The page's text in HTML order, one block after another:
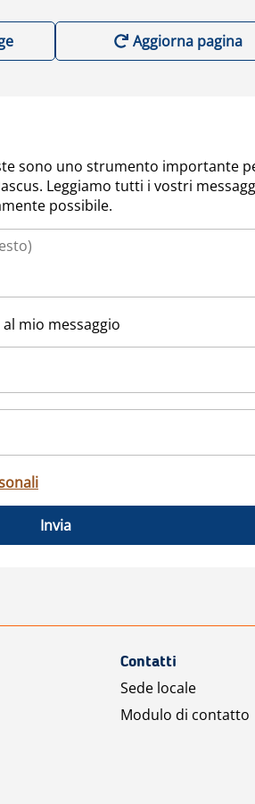
Aggiorna pagina
sono uno strumento importante
Leggiamo tutti i vostri
possibile.
mio messaggio
Invia
Contatti
Sede locale
Modulo di contatto